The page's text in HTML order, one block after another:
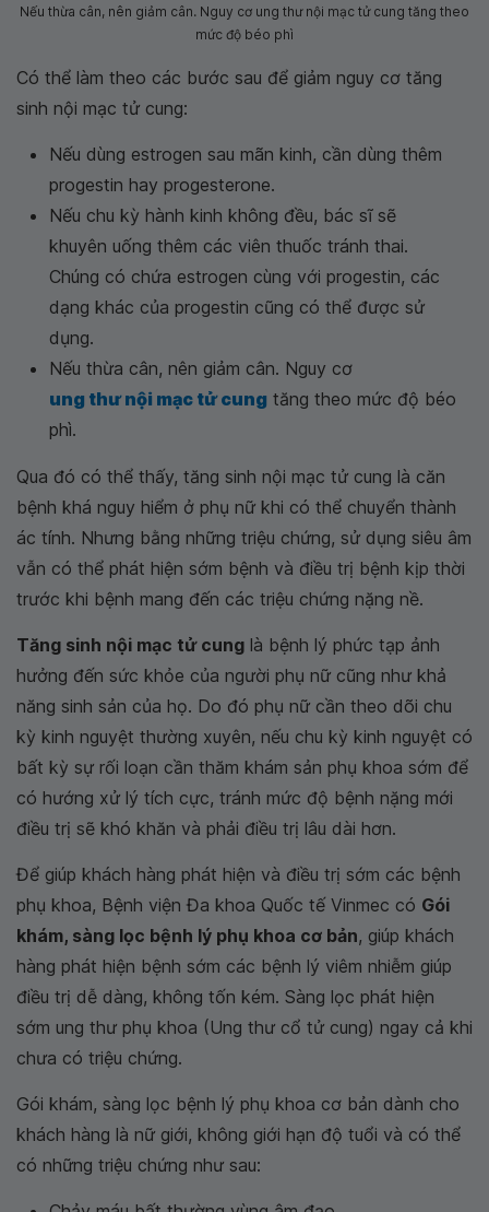
Nếu thừa cân, nên giảm cân. Nguy cơ ung thư nội mạc tử cung tăng theo
mức độ béo phì
Có thể làm theo các bước sau để giảm nguy cơ tăng
sinh nội mạc tử cung:
Nếu dùng estrogen sau mãn kinh, cần dùng thêm
progestin hay progesterone.
Nếu chu kỳ hành kinh không đều, bác sĩ sẽ
khuyên uống thêm các viên thuốc tránh thai.
Chúng có chứa estrogen cùng với progestin, các
dạng khác của progestin cũng có thể được sử
dụng.
Nếu thừa cân, nên giảm cân. Nguy cơ
ung thư nội mạc tử cung tăng theo mức độ béo
phì.
Qua đó có thể thấy, tăng sinh nội mạc tử cung là căn
bệnh khá nguy hiểm ở phụ nữ khi có thể chuyển thành
ác tính. Nhưng bằng những triệu chứng, sử dụng siêu âm
vẫn có thể phát hiện sớm bệnh và điều trị bệnh kịp thời
trước khi bệnh mang đến các triệu chứng nặng nề.
Tăng sinh nội mạc tử cung là bệnh lý phức tạp ảnh
hưởng đến sức khỏe của người phụ nữ cũng như khả
năng sinh sản của họ. Do đó phụ nữ cần theo dõi chu
kỳ kinh nguyệt thường xuyên, nếu chu kỳ kinh nguyệt có
bất kỳ sự rối loạn cần thăm khám sản phụ khoa sớm để
có hướng xử lý tích cực, tránh mức độ bệnh nặng mới
điều trị sẽ khó khăn và phải điều trị lâu dài hơn.
Để giúp khách hàng phát hiện và điều trị sớm các bệnh
phụ khoa, Bệnh viện Đa khoa Quốc tế Vinmec có Gói
khám, sàng lọc bệnh lý phụ khoa cơ bản, giúp khách
hàng phát hiện bệnh sớm các bệnh lý viêm nhiễm giúp
điều trị dễ dàng, không tốn kém. Sàng lọc phát hiện
sớm ung thư phụ khoa (Ung thư cổ tử cung) ngay cả khi
chưa có triệu chứng.
Gói khám, sàng lọc bệnh lý phụ khoa cơ bản dành cho
khách hàng là nữ giới, không giới hạn độ tuổi và có thể
có những triệu chứng như sau: